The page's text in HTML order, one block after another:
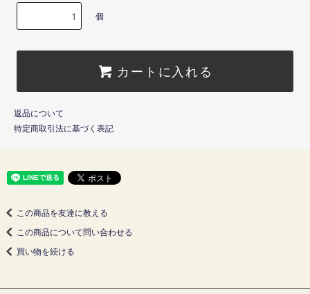
個
カートに入れる
返品について
特定商取引法に基づく表記
この商品を友達に教える
この商品について問い合わせる
買い物を続ける